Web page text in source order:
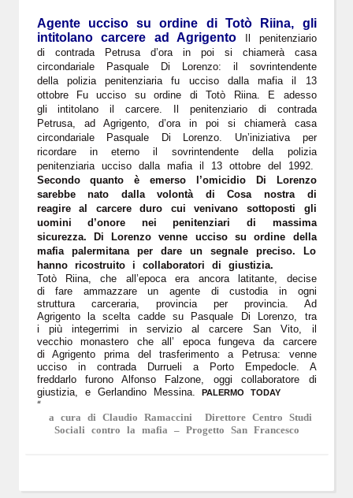
Agente ucciso su ordine di Totò Riina, gli
intitolano carcere ad Agrigento
Il penitenziario
di contrada Petrusa d’ora in poi si chiamerà casa
circondariale Pasquale Di Lorenzo: il sovrintendente
della polizia penitenziaria fu ucciso dalla mafia il 13
ottobre
Fu ucciso su ordine di Totò Riina. E adesso
gli intitolano il carcere. Il penitenziario di contrada
Petrusa, ad Agrigento, d’ora in poi si chiamerà casa
circondariale Pasquale Di Lorenzo. Un’iniziativa per
ricordare in eterno il sovrintendente della polizia
penitenziaria ucciso dalla mafia il 13 ottobre del 1992.
Secondo quanto è emerso l’omicidio Di Lorenzo
sarebbe nato dalla volontà di Cosa nostra di
reagire al carcere duro cui venivano sottoposti gli
uomini d’onore nei penitenziari di massima
sicurezza. Di Lorenzo venne ucciso su ordine della
mafia palermitana per dare un segnale preciso. Lo
hanno ricostruito i collaboratori di giustizia.
Totò Riina, che all’epoca era ancora latitante, decise
di fare ammazzare un agente di custodia in ogni
struttura carceraria, provincia per provincia. Ad
Agrigento la scelta cadde su Pasquale Di Lorenzo, tra
i più integerrimi in servizio al carcere San Vito, il
vecchio monastero che all’ epoca fungeva da carcere
di Agrigento prima del trasferimento a Petrusa: venne
ucciso in contrada Durrueli a Porto Empedocle. A
freddarlo furono Alfonso Falzone, oggi collaboratore di
giustizia, e Gerlandino Messina. PALERMO TODAY
“
a cura di Claudio Ramaccini Direttore Centro Studi
Sociali contro la mafia – Progetto San Francesco